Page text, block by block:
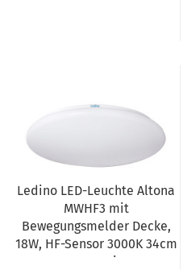
Ledino LED-Leuchte Altona
MWHF3 mit
Bewegungsmelder Decke,
18W, HF-Sensor 3000K 34cm
warmweiss